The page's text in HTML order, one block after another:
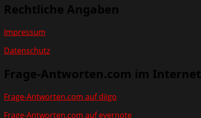
Rechtliche Angaben
Impressum
Datenschutz
Frage-Antworten.com im Internet
Frage-Antworten.com auf diigo
Frage-Antworten.com auf evernote